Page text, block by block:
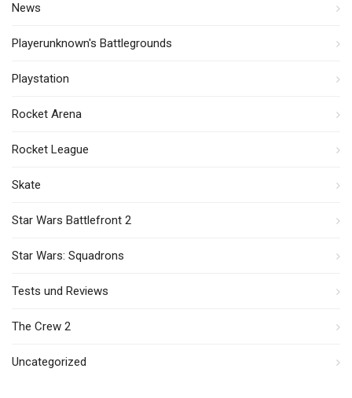
News
Playerunknown's Battlegrounds
Playstation
Rocket Arena
Rocket League
Skate
Star Wars Battlefront 2
Star Wars: Squadrons
Tests und Reviews
The Crew 2
Uncategorized